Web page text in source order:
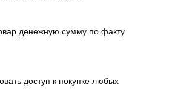
денежную сумму по факту
доступ к покупке любых